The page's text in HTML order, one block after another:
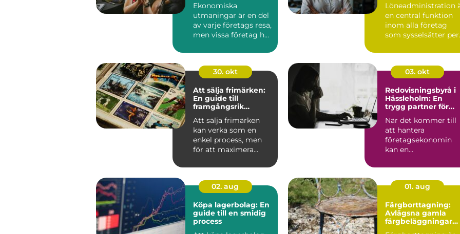
Ekonomiska
utmaningar är en del
av varje företags resa,
men vissa företag har
Löneadministration
en central funktion
inom alla företag
som sysselsätter
30. okt
Att sälja frimärken:
En guide till
framgångsrik
Att sälja frimärken
kan verka som en
enkel process, men
för att maximera
03. okt
Redovisningsbyrå i
Hässleholm: En
trygg partner för
När det kommer till
att hantera
företagsekonomin
kan en
Häss...
02. aug
Köpa lagerbolag: En
guide till en smidig
process
01. aug
Färgborttagning:
Avlägsna gamla
färgbeläggningar